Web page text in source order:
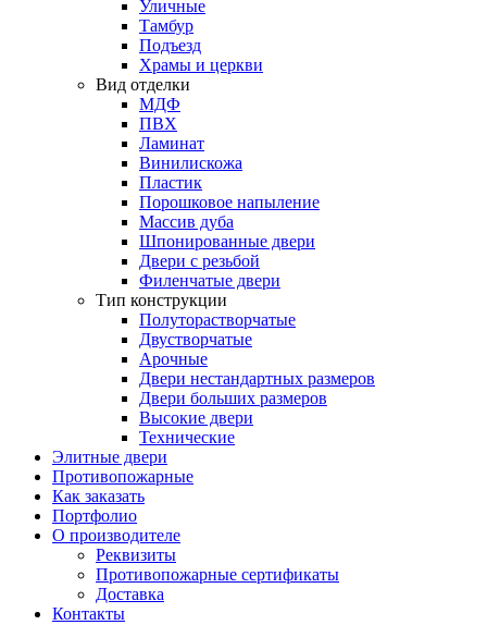
Уличные
Тамбур
Подъезд
Храмы и церкви
Вид отделки
МДФ
ПВХ
Ламинат
Винилискожа
Пластик
Порошковое напыление
Массив дуба
Шпонированные двери
Двери с резьбой
Филенчатые двери
Тип конструкции
Полуторастворчатые
Двустворчатые
Арочные
Двери нестандартных размеров
Двери больших размеров
Высокие двери
Технические
Элитные двери
Противопожарные
Как заказать
Портфолио
О производителе
Реквизиты
Противопожарные сертификаты
Доставка
Контакты